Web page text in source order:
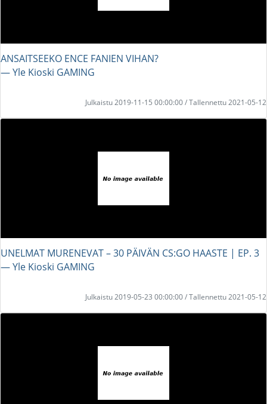
ANSAITSEEKO ENCE FANIEN VIHAN?
― Yle Kioski GAMING
Julkaistu 2019-11-15 00:00:00 / Tallennettu 2021-05-12
UNELMAT MURENEVAT – 30 PÄIVÄN CS:GO HAASTE | EP. 3
― Yle Kioski GAMING
Julkaistu 2019-05-23 00:00:00 / Tallennettu 2021-05-12